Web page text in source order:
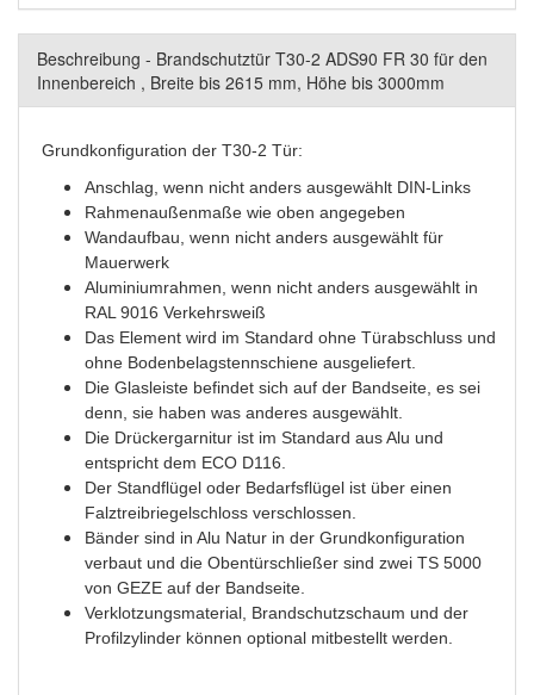
Beschreibung - Brandschutztür T30-2 ADS90 FR 30 für den
Innenbereich , Breite bis 2615 mm, Höhe bis 3000mm
Grundkonfiguration der T30-2 Tür:
Anschlag, wenn nicht anders ausgewählt DIN-Links
Rahmenaußenmaße wie oben angegeben
Wandaufbau, wenn nicht anders ausgewählt für
Mauerwerk
Aluminiumrahmen, wenn nicht anders ausgewählt in
RAL 9016 Verkehrsweiß
Das Element wird im Standard ohne Türabschluss und
ohne Bodenbelagstennschiene ausgeliefert.
Die Glasleiste befindet sich auf der Bandseite, es sei
denn, sie haben was anderes ausgewählt.
Die Drückergarnitur ist im Standard aus Alu und
entspricht dem ECO D116.
Der Standflügel oder Bedarfsflügel ist über einen
Falztreibriegelschloss verschlossen.
Bänder sind in Alu Natur in der Grundkonfiguration
verbaut und die Obentürschließer sind zwei TS 5000
von GEZE auf der Bandseite.
Verklotzungsmaterial, Brandschutzschaum und der
Profilzylinder können optional mitbestellt werden.